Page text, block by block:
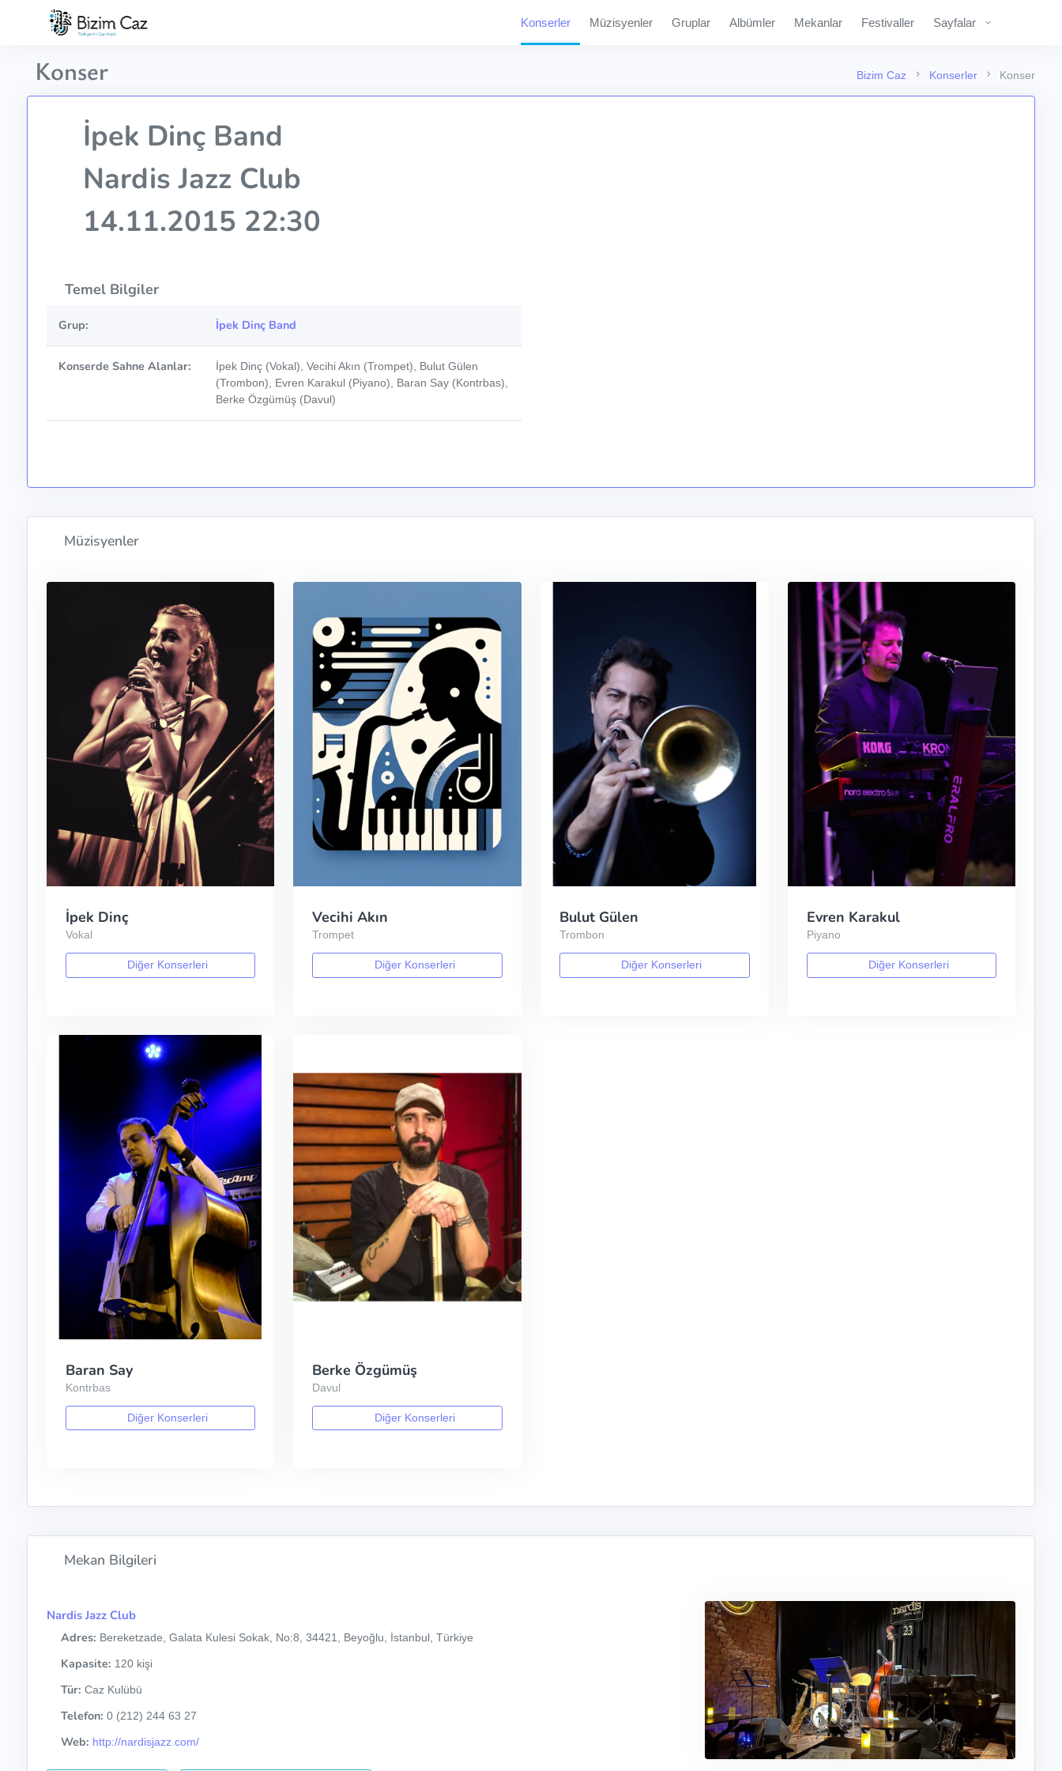
Konserler Müzisyenler Gruplar Albümler Mekanlar Festivaller Sayfalar
Bizim Caz Konserler Konser
Konser
İpek Dinç Band
Nardis Jazz Club
14.11.2015 22:30
Temel Bilgiler
Grup: İpek Dinç Band
Konserde Sahne Alanlar:
İpek Dinç (Vokal), Vecihi Akın (Trompet), Bulut Gülen
(Trombon), Evren Karakul (Piyano), Baran Say (Kontrbas),
Berke Özgümüş (Davul)
Müzisyenler
İpek Dinç
Vokal
Diğer Konserleri
Vecihi Akın
Trompet
Diğer Konserleri
Bulut Gülen
Trombon
Diğer Konserleri
Evren Karakul
Piyano
Diğer Konserleri
Baran Say
Kontrbas
Diğer Konserleri
Berke Özgümüş
Davul
Diğer Konserleri
Mekan Bilgileri
Nardis Jazz Club
Adres: Bereketzade, Galata Kulesi Sokak, No:8, 34421, Beyoğlu, İstanbul, Türkiye
Kapasite: 120 kişi
Tür: Caz Kulübü
Telefon: 0 (212) 244 63 27
Web: http://nardisjazz.com/